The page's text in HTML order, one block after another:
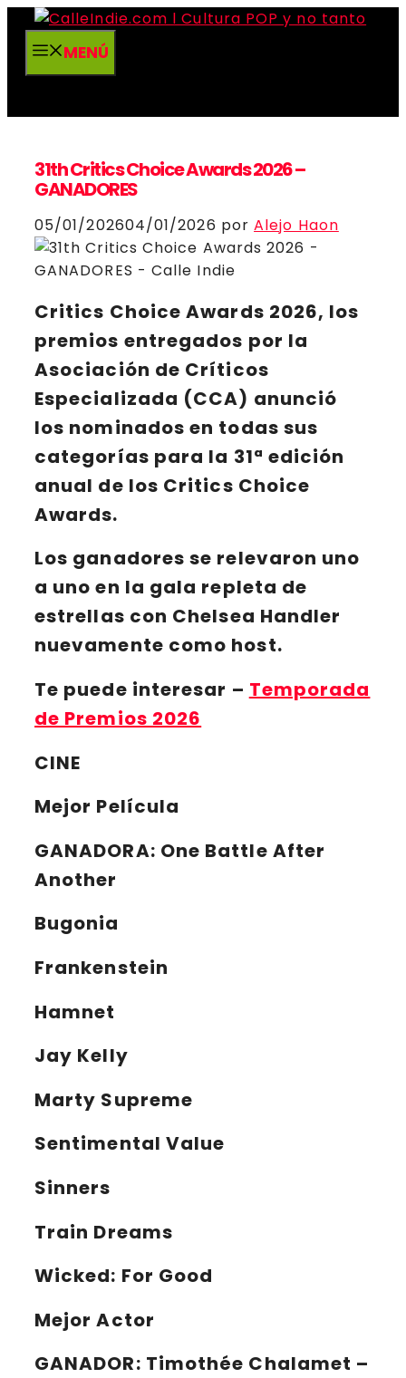
Saltar
contenidoMENÚ
31th Critics Choice Awards 2026 –
GANADORES
05/01/202604/01/2026 porAlejo Haon
Critics Choice Awards 2026, los
premios entregados por la
Asociación de Críticos
Especializada (CCA) anunció
los nominados en todas sus
categorías para la 31ª edición
anual de los Critics Choice
Awards.
Los ganadores se relevaron uno
a uno en la gala repleta de
estrellas con Chelsea Handler
nuevamente como host.
Te puede interesar – Temporada
de Premios 2026
CINE
Mejor Película
GANADORA: One Battle After
Another
Bugonia
Frankenstein
Hamnet
Jay Kelly
Marty Supreme
Sentimental Value
Sinners
Train Dreams
Wicked: For Good
Mejor Actor
GANADOR: Timothée Chalamet –